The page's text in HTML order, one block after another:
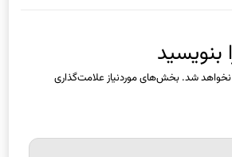
بنویسید
نخواهد شد. بخش‌های موردنیاز علامت‌گذاری